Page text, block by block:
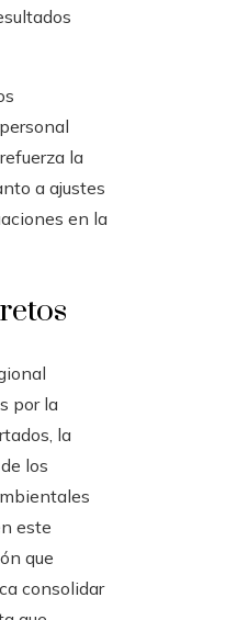
la
a ajustes
en la
por la
la
los
este
que
consolidar